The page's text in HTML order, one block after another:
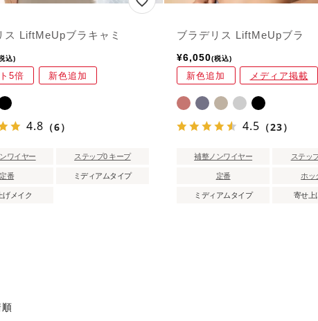
ス LiftMeUpブラキャミ
込
5倍 新色追加
4.8 （6）
ワイヤー ステップ0 キープ
定番 ミディアムタイプ
げメイク
ブラデリス LiftMeUpブラ
¥6,050 税込
新色追加 メディア掲載
4.5 （23）
補整ノンワイヤー ステッ
定番 ホッ
ミディアムタイプ 寄せ上
順